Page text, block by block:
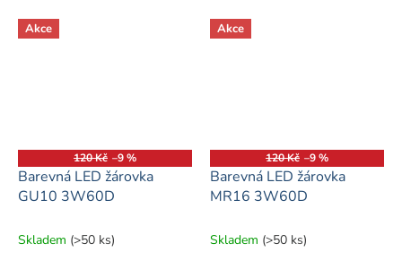
Akce
120 Kč –9 %
Barevná LED žárovka
GU10 3W60D
Skladem (>50 ks)
Akce
120 Kč –9 %
Barevná LED žárovka
MR16 3W60D
Skladem (>50 ks)